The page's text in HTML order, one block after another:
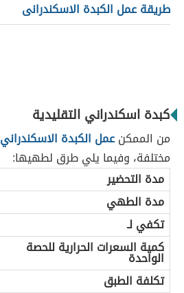
طريقة عمل الكبدة الاسكندرانى
كبدة اسكندراني التقليدية
من الممكنعمل الكبدة الاسكندراني
مختلفة، وفيما يلي طرق لطهيها:
مدة التحضير
مدة الطهي
تكفي لـ
كمية السعرات الحرارية للحصة
الواحدة
تكلفة الطبق